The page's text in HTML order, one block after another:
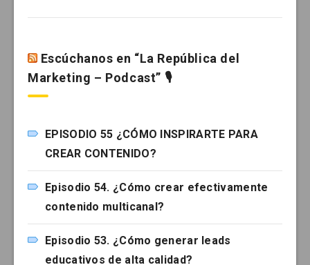
Escúchanos en “La República del
Marketing – Podcast” 🎙
EPISODIO 55 ¿CÓMO INSPIRARTE PARA
CREAR CONTENIDO?
Episodio 54. ¿Cómo crear efectivamente
contenido multicanal?
Episodio 53. ¿Cómo generar leads
educativos de alta calidad?